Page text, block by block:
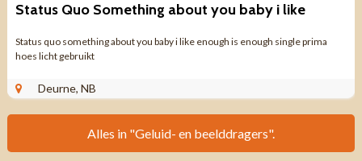
Status Quo Something about you baby i like
Status quo something about you baby i like enough is enough single prima
hoes licht gebruikt
Deurne, NB
Alles in "Geluid- en beelddragers".